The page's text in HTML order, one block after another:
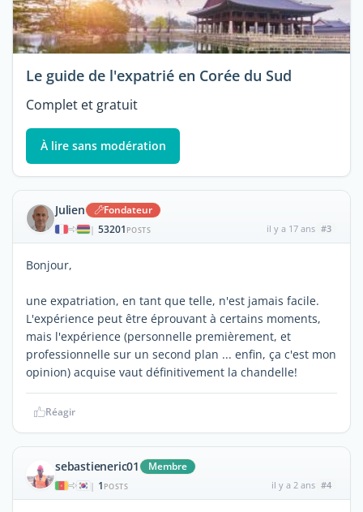
Le guide de l'expatrié en Corée du Sud
Complet et gratuit
À lire sans modération
Julien Fondateur
| 53201 POSTS il y a 17 ans #3
Bonjour,
une expatriation, en tant que telle, n'est jamais facile.
L'expérience peut être éprouvant à certains moments,
mais l'expérience (personnelle premièrement, et
professionnelle sur un second plan ... enfin, ça c'est mon
opinion) acquise vaut définitivement la chandelle!
Réagir
sebastieneric01 Membre
| 1 POSTS il y a 2 ans #4